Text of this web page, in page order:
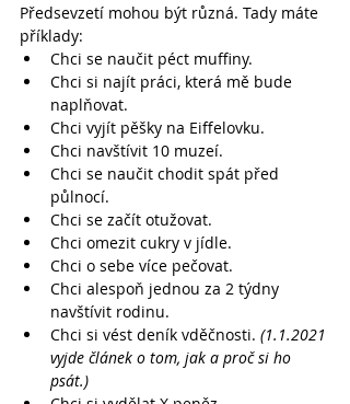
Předsevzetí mohou být různá. Tady máte
příklady:
Chci se naučit péct muffiny.
Chci si najít práci, která mě bude
naplňovat.
Chci vyjít pěšky na Eiffelovku.
Chci navštívit 10 muzeí.
Chci se naučit chodit spát před
půlnocí.
Chci se začít otužovat.
Chci omezit cukry v jídle.
Chci o sebe více pečovat.
Chci alespoň jednou za 2 týdny
navštívit rodinu.
Chci si vést deník vděčnosti. (1.1.2021
vyjde článek o tom, jak a proč si ho
psát.)